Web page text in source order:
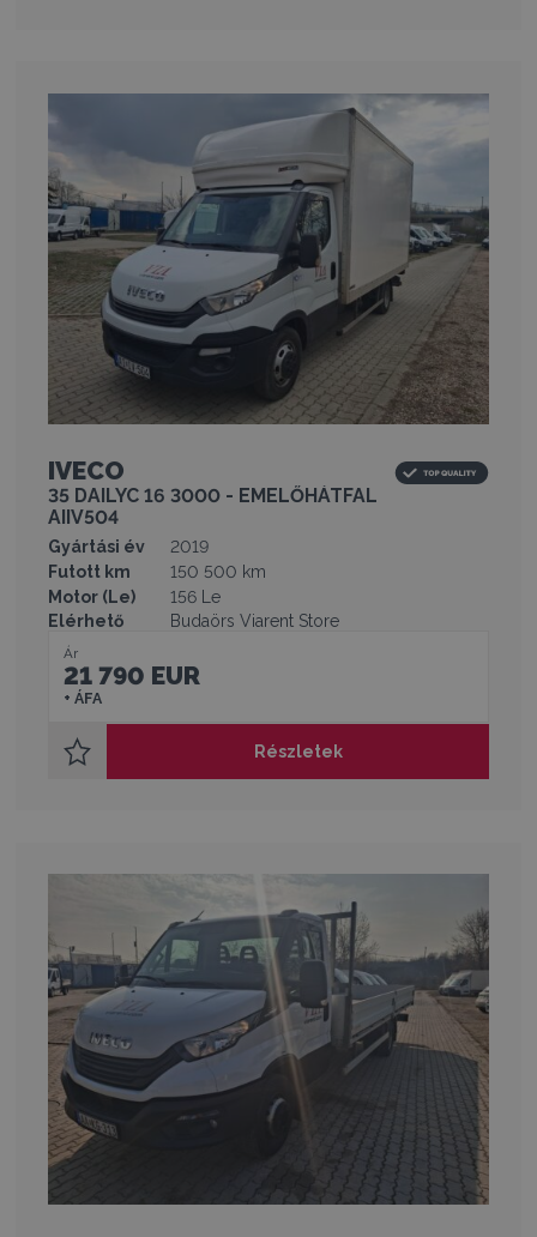
IVECO
35 DAILYC 16 3000 - EMELŐHÁTFAL
AIIV504
Gyártási év
2019
Futott km
150 500 km
Motor (Le)
156 Le
Elérhető
Budaörs Viarent Store
Ár
21 790 EUR
+ ÁFA
Részletek